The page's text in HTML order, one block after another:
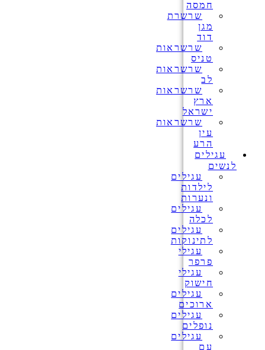
חמסה
שרשרת
מגן
דוד
שרשראות
טניס
שרשראות
לב
שרשראות
ארץ
ישראל
שרשראות
עין
הרע
עגילים
לנשים
עגילים
לילדות
ונערות
עגילים
לכלה
עגילים
לתינוקות
עגילי
פרפר
עגילי
חישוק
עגילים
ארוכים
עגילים
נופלים
עגילים
עם